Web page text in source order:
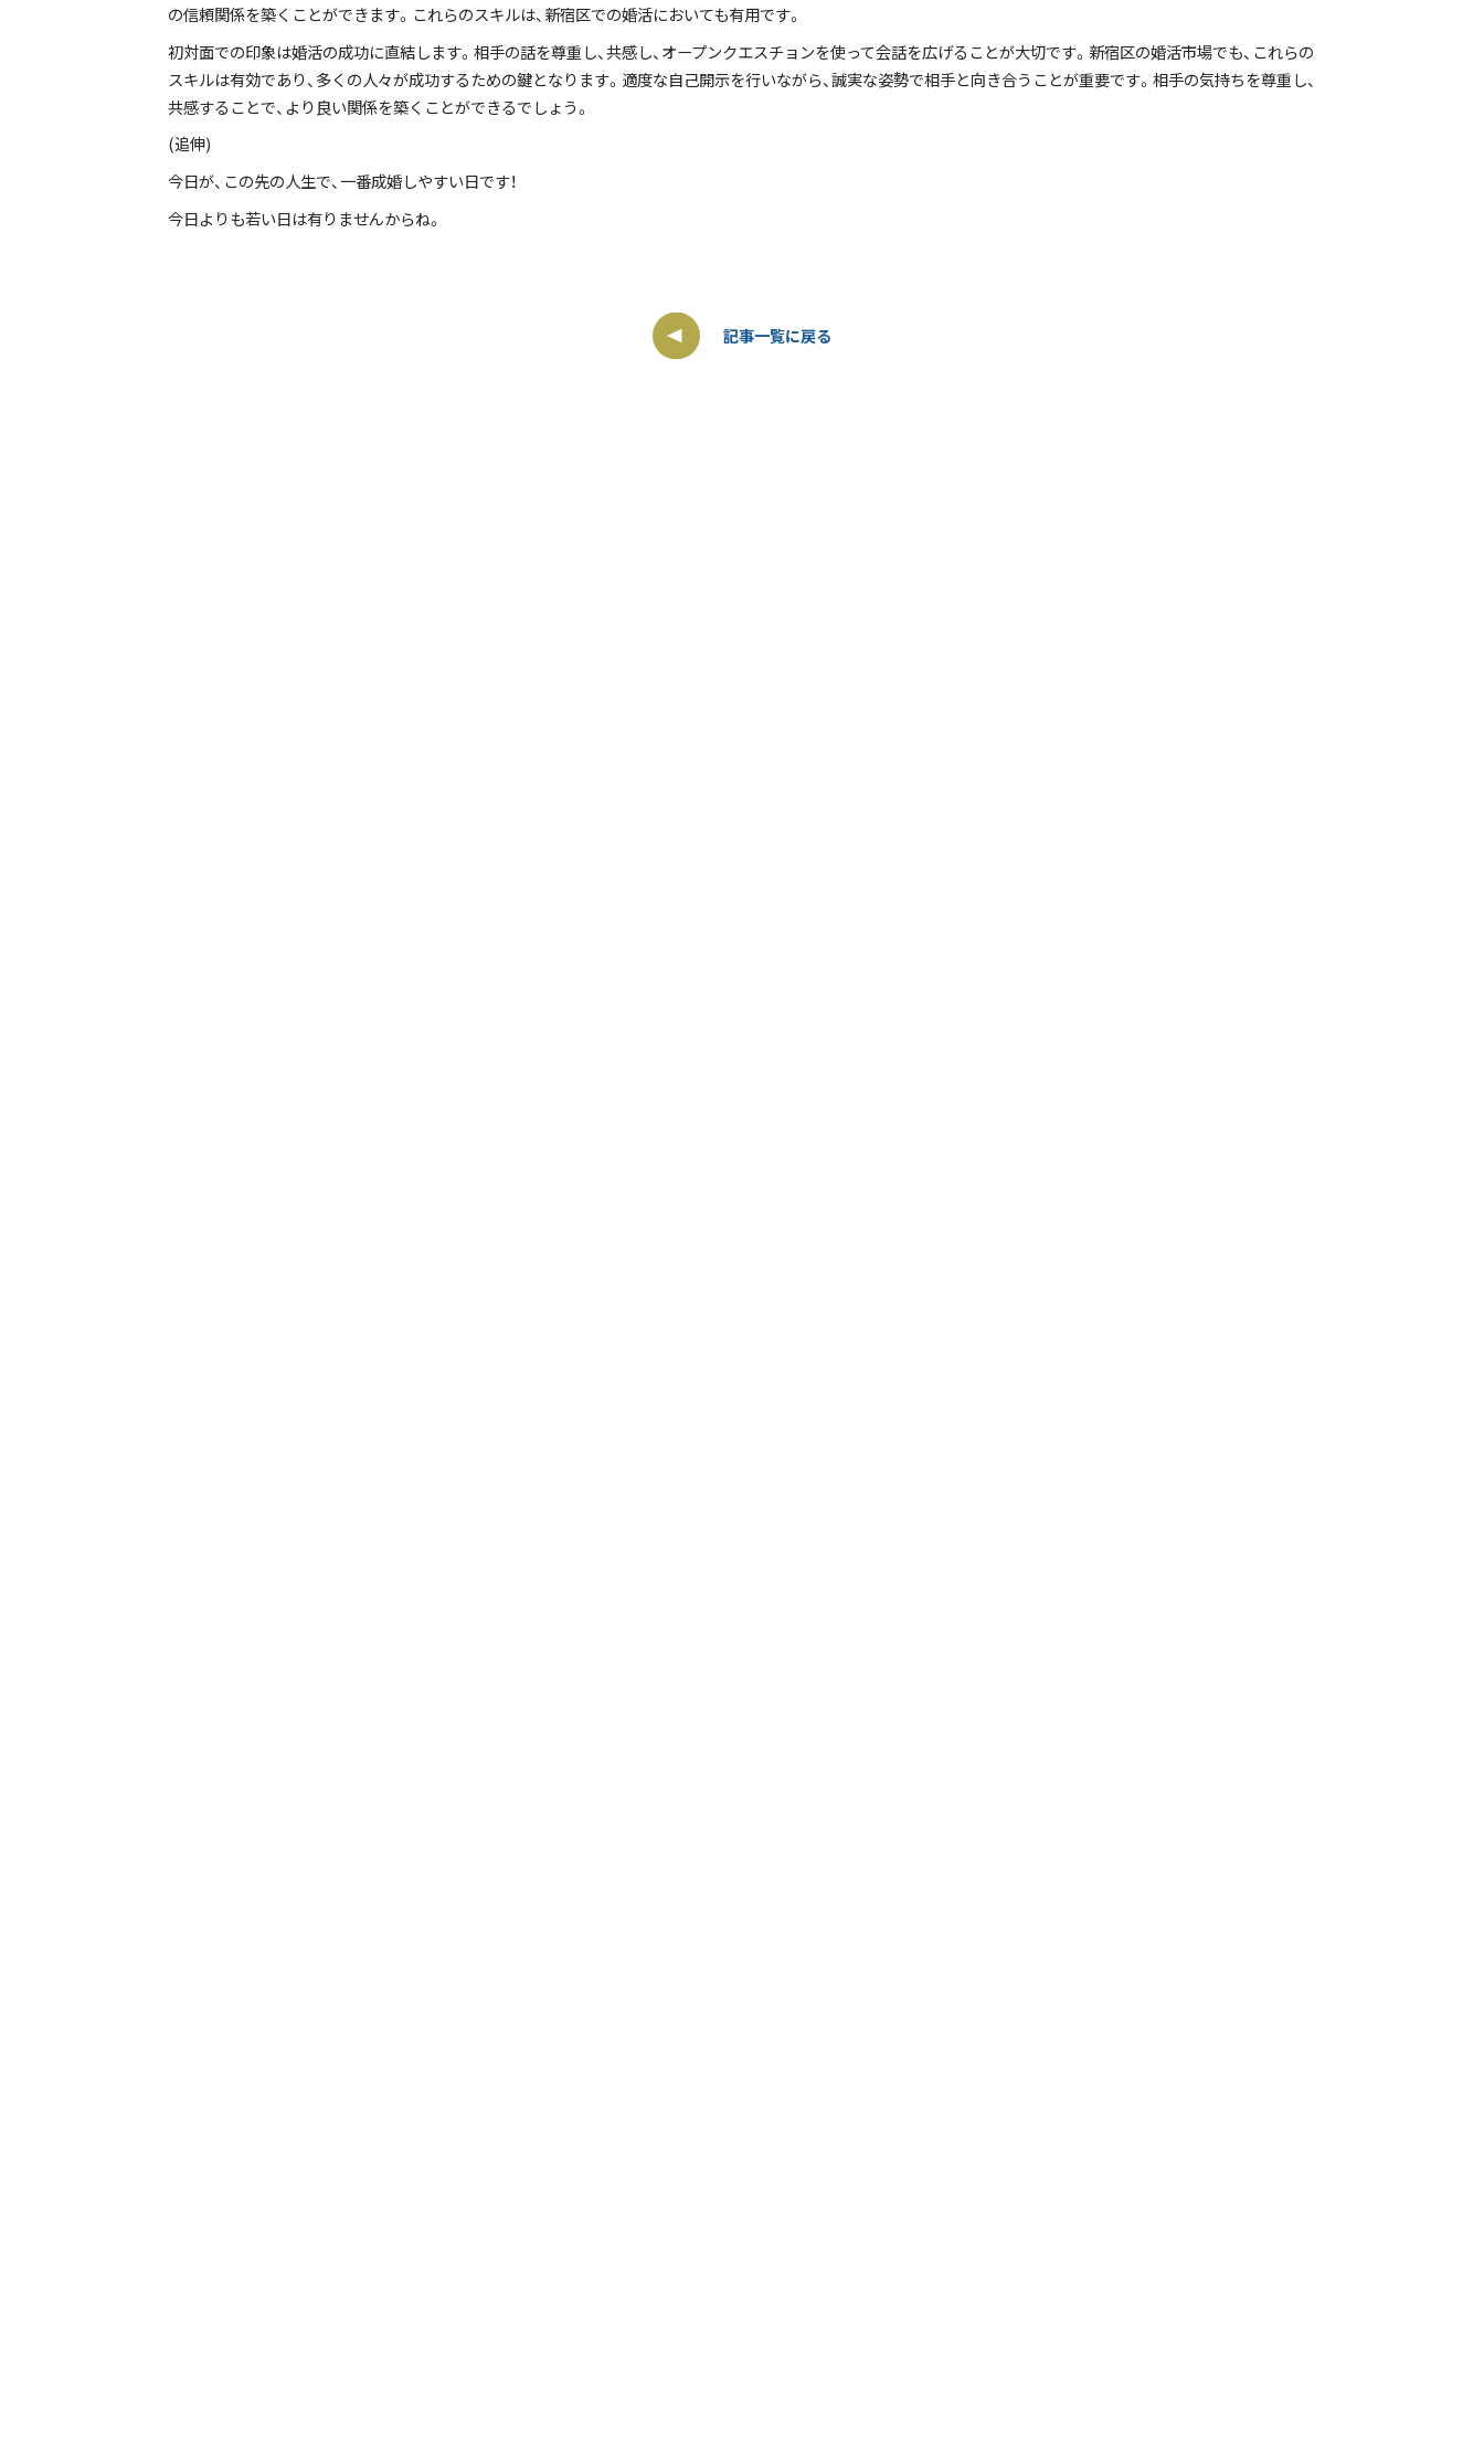
の信頼関係を築くことができます。これらのスキルは、新宿区での婚活においても有用です。
初対面での印象は婚活の成功に直結します。相手の話を尊重し、共感し、オープンクエスチョンを使って会話を広げることが大切です。新宿区の婚活市場でも、これらの
スキルは有効であり、多くの人々が成功するための鍵となります。適度な自己開示を行いながら、誠実な姿勢で相手と向き合うことが重要です。相手の気持ちを尊重し、
共感することで、より良い関係を築くことができるでしょう。
(追伸)
今日が、この先の人生で、一番成婚しやすい日です！
今日よりも若い日は有りませんからね。
記事一覧に戻る